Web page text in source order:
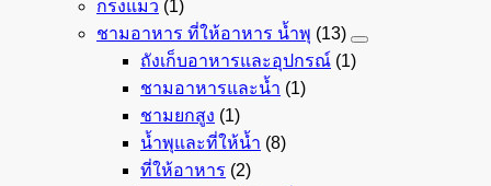
กรงแมว (1)
ชามอาหาร ที่ให้อาหาร น้ำพุ (13)
ถังเก็บอาหารและอุปกรณ์ (1)
ชามอาหารและน้ำ (1)
ชามยกสูง (1)
น้ำพุและที่ให้น้ำ (8)
ที่ให้อาหาร (2)